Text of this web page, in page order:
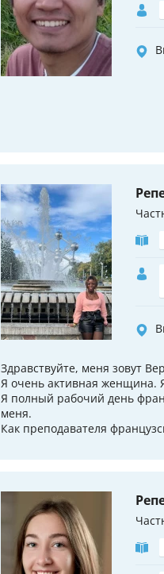
Здравствуйте, меня зовут
Я очень активная женщина.
Я полный рабочий день
меня.
Как преподавателя